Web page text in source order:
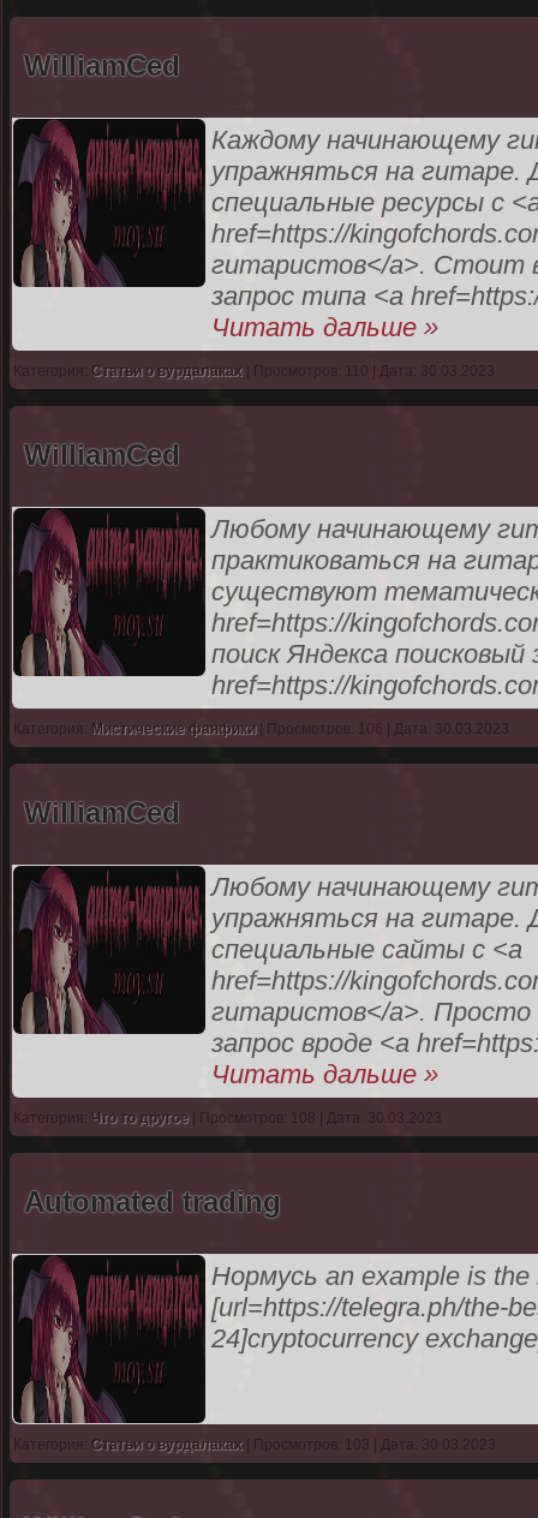
WilliamCed
Каждому начинающему
упражняться на гитаре.
специальные ресурсы с
href=https://
гитаристов</a>. Стоит
запрос типа <a
Читать дальше »
Категория: Статьи о вурдалаках | Просмотров: 110 | Дата: 30.03.2023
WilliamCed
Любому начинающему
практиковаться на
существуют
href=https://
поиск Яндекса поисковый
href=https://
Категория: Мистические фанфики| Просмотров: 106 | Дата: 30.03.2023
WilliamCed
Любому начинающему
упражняться на гитаре.
специальные сайты с <a
href=https://
гитаристов</a>. Просто
запрос вроде <a
Читать дальше »
Категория: Что то другое | Просмотров: 108 | Дата: 30.03.2023
Automated trading
Нормусь an example is
[url=https://telegra.ph/the-
24]cryptocurrency
Категория: Статьи о вурдалаках | Просмотров: 103 | Дата: 30.03.2023